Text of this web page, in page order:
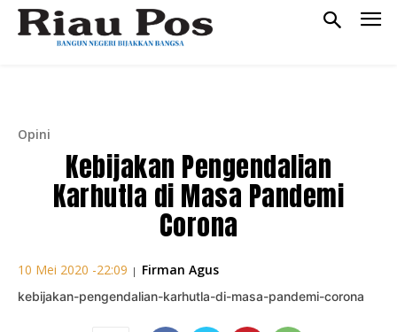
Opini
Kebijakan Pengendalian
Karhutla di Masa Pandemi
Corona
10 Mei 2020 -22:09 | Firman Agus
kebijakan-pengendalian-karhutla-di-masa-pandemi-corona